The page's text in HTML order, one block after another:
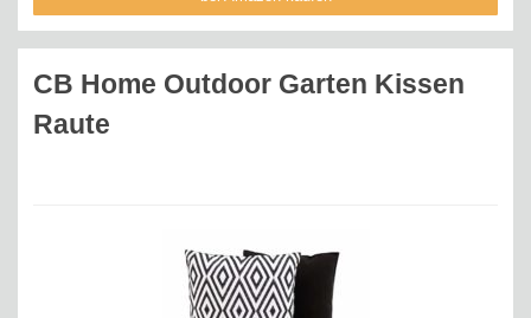
CB Home Outdoor Garten Kissen
Raute